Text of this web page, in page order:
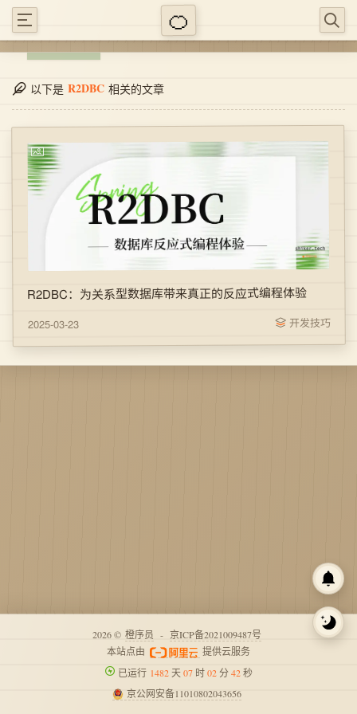
以下是 R2DBC 相关的文章
R2DBC：为关系型数据库带来真正的反应式编程体验
2025-03-23 开发技巧
2026 © 橙序员 - 京ICP备2021009487号
本站点由
提供云服务
已运行 1482天07 时02分42秒
京公网安备11010802043656